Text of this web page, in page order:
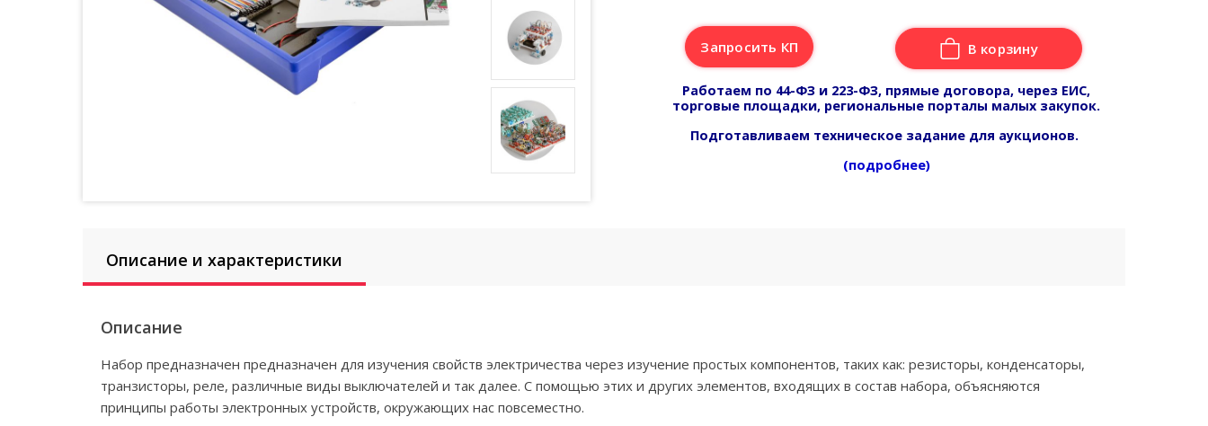
Запросить КП В корзину
Работаем по 44-ФЗ и 223-ФЗ, прямые договора, через ЕИС,
торговые площадки, региональные порталы малых закупок.
Подготавливаем техническое задание для аукционов.
(подробнее)
Описание и характеристики
Описание
Набор предназначен предназначен для изучения свойств электричества через изучение простых компонентов, таких как: резисторы, конденсаторы,
транзисторы, реле, различные виды выключателей и так далее. С помощью этих и других элементов, входящих в состав набора, объясняются
принципы работы электронных устройств, окружающих нас повсеместно.